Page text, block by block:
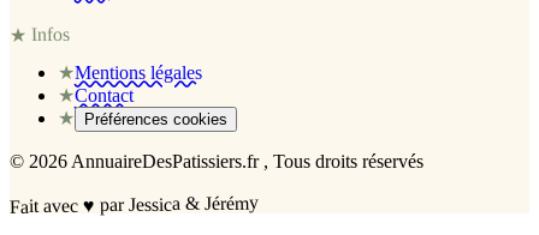
★Infos
★Mentions légales
★Contact
★
Préférences cookies
© 2026 AnnuaireDesPatissiers.fr , Tous droits réservés
Fait avec♥ par Jessica & Jérémy